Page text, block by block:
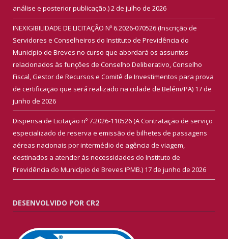
análise e posterior publicação.)2 de julho de 2026
INEXIGIBILIDADE DE LICITAÇÃO Nº 6.2026-070526 (Inscrição de
Servidores e Conselheiros do Instituto de Previdência do
Município de Breves no curso que abordará os assuntos
relacionados às funções de Conselho Deliberativo, Conselho
Fiscal, Gestor de Recursos e Comitê de Investimentos para prova
de certificação que será realizado na cidade de Belém/PA) 17 de
junho de 2026
Dispensa de Licitação nº 7.2026-110526 (A Contratação de serviço
especializado de reserva e emissão de bilhetes de passagens
aéreas nacionais por intermédio de agência de viagem,
destinados a atender às necessidades do Instituto de
Previdência do Município de Breves IPMB.) 17 de junho de 2026
DESENVOLVIDO POR CR2